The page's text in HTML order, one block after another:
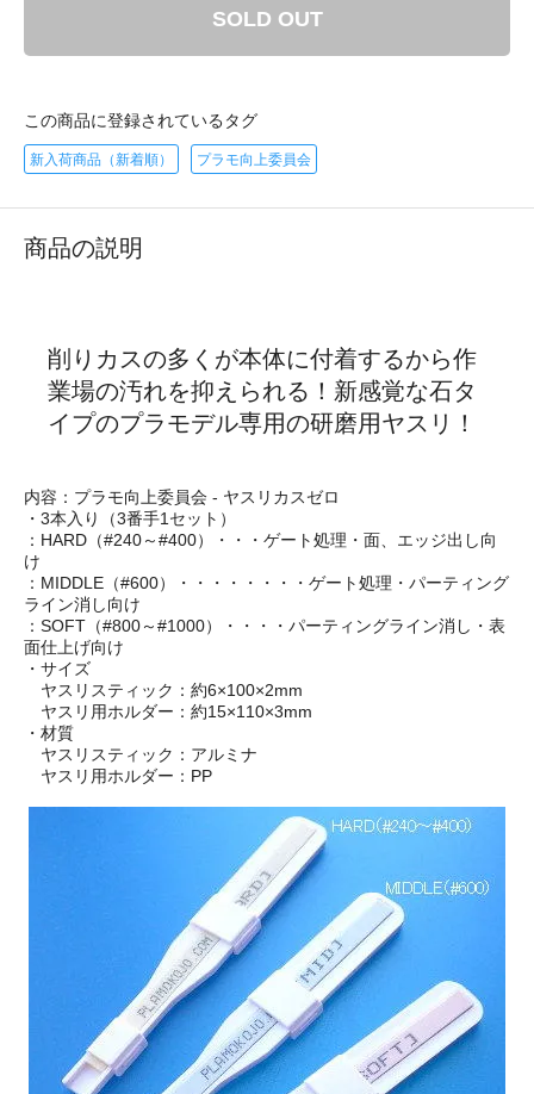
SOLD OUT
この商品に登録されているタグ
新入荷商品（新着順） プラモ向上委員会
商品の説明
削りカスの多くが本体に付着するから作
業場の汚れを抑えられる！新感覚な石タ
イプのプラモデル専用の研磨用ヤスリ！
内容：プラモ向上委員会 - ヤスリカスゼロ
・3本入り（3番手1セット）
：HARD（#240～#400）・・・ゲート処理・面、エッジ出し向
け
：MIDDLE（#600）・・・・・・・・ゲート処理・パーティング
ライン消し向け
：SOFT（#800～#1000）・・・・パーティングライン消し・表
面仕上げ向け
・サイズ
ヤスリスティック：約6×100×2mm
ヤスリ用ホルダー：約15×110×3mm
・材質
ヤスリスティック：アルミナ
ヤスリ用ホルダー：PP